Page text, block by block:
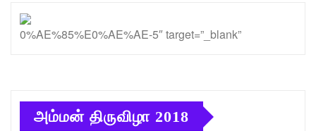
0%AE%85%E0%AE%AE-5″ target=”_blank”
அம்மன் திருவிழா 2018